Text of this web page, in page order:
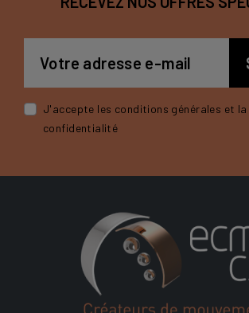
J'accepte les conditions générales et
confidentialité